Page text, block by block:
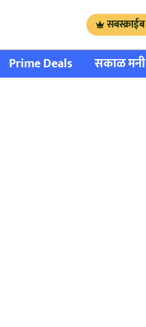
सबस्क्राईब
Prime Deals सकाळ मनी